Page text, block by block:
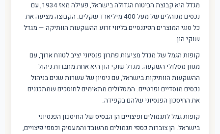
מגדל היא קבוצת הביטוח הגדולה בישראל, פעילה מאז 1934, עם
נכסים מנוהלים של מעל 400 מיליארד שקלים. הקבוצה מציעה את
כל סוגי המוצרים הפיננסיים בליווי זרוע ההשקעות הוותיקה — מגדל
שוקי הון.
קופות הגמל של מגדל מציעות פתרון פנסיוני יציב לטווח ארוך, עם
מגוון מסלולי השקעה. מגדל שוקי הון היא אחת מחברות ניהול
ההשקעות הוותיקות בישראל, עם ניסיון של עשרות שנים בניהול
נכסים מוסדיים ופרטיים. המסלולים מתאימים לחוסכים שמתכננים
את החיסכון הפנסיוני שלהם בקפידה.
קופות גמל לתגמולים ופיצויים הן הבסיס של החיסכון הפנסיוני
בישראל. הן צוברות כספי תגמולים מהעובד והמעסיק וכספי פיצויים,